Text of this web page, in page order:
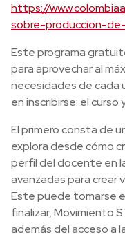
https://
sobre-produccion-
Este programa
para aprovechar al
necesidades de cada
en inscribirse: el curso
El primero consta de
explora desde cómo
perfil del docente en
avanzadas para
Este puede tomarse
finalizar, Movimiento
además del acceso a